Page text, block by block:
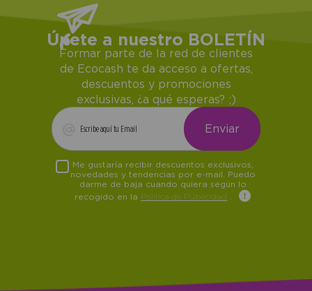
Únete a nuestro BOLETÍN
Formar parte de la red de clientes
de Ecocash te da acceso a ofertas,
descuentos y promociones
exclusivas, ¿a qué esperas? ;)
Me gustaría recibir descuentos exclusivos,
novedades y tendencias por e-mail. Puedo
darme de baja cuando quiera según lo
recogido en la Política de Publicidad